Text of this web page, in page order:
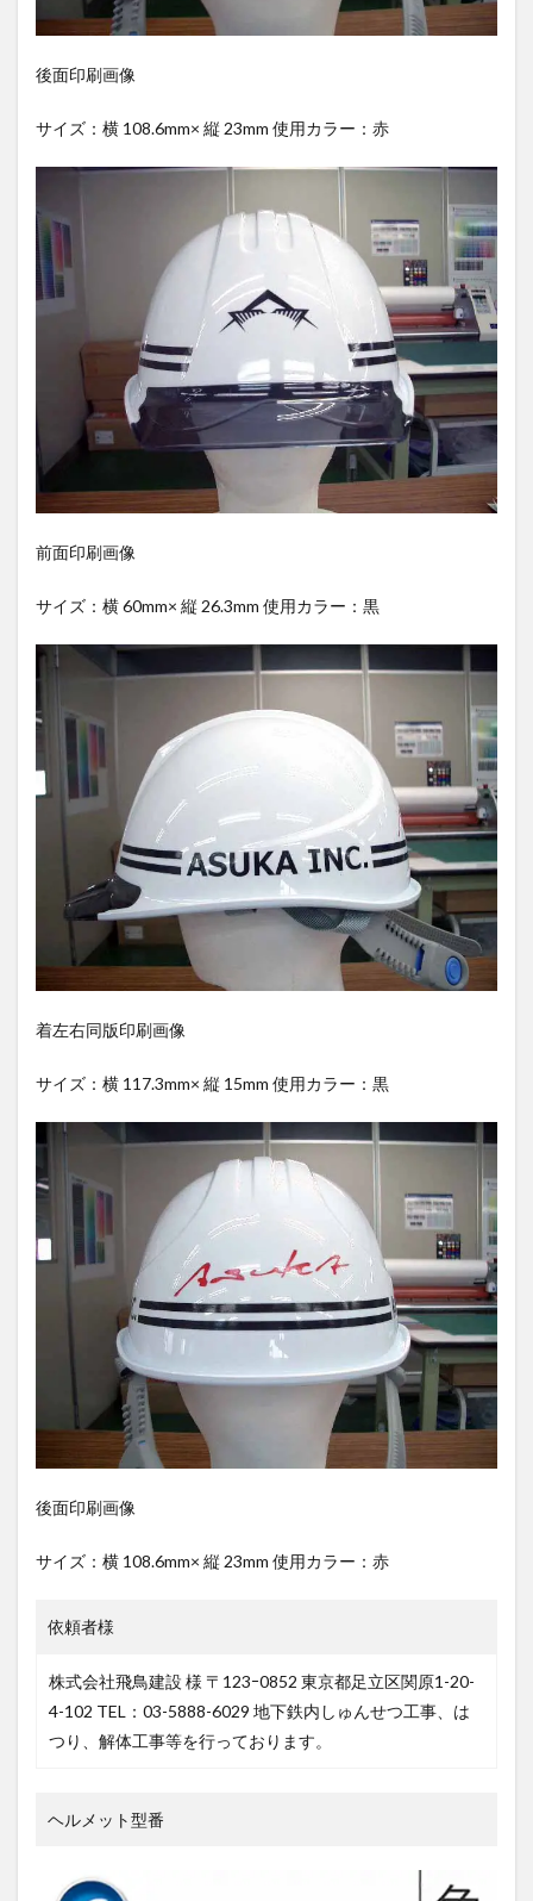
後面印刷画像
サイズ：横 108.6mm× 縦 23mm 使用カラー：赤
前面印刷画像
サイズ：横 60mm× 縦 26.3mm 使用カラー：黒
着左右同版印刷画像
サイズ：横 117.3mm× 縦 15mm 使用カラー：黒
後面印刷画像
サイズ：横 108.6mm× 縦 23mm 使用カラー：赤
依頼者様
株式会社飛鳥建設 様 〒123ｰ0852 東京都足立区関原1-20-
4-102 TEL：03-5888-6029 地下鉄内しゅんせつ工事、は
つり、解体工事等を行っております。
ヘルメット型番